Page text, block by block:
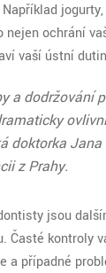
jogurty,
nejen ochrání
vaší ústní
a dodržování
doktorka
z Prahy.
jsou
Časté kontroly
a případné